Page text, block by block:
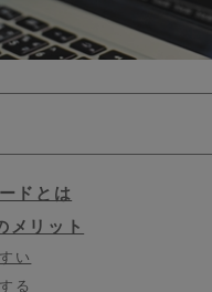
ドとは
メリット
い
る